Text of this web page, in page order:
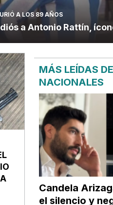
A LOS 89 AÑOS
a Antonio Rattín,
MÁS LEÍDAS DE
NACIONALES
Candela
el silencio y